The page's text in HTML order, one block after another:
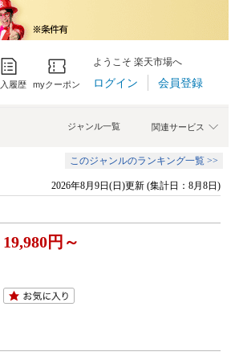
履歴 myクーポン
ようこそ 楽天市場へ
ログイン 会員登録
関連サービス
ジャンル一覧
このジャンルのランキング一覧 >>
2026年8月9日(日)更新 (集計日：8月8日)
19,980円～